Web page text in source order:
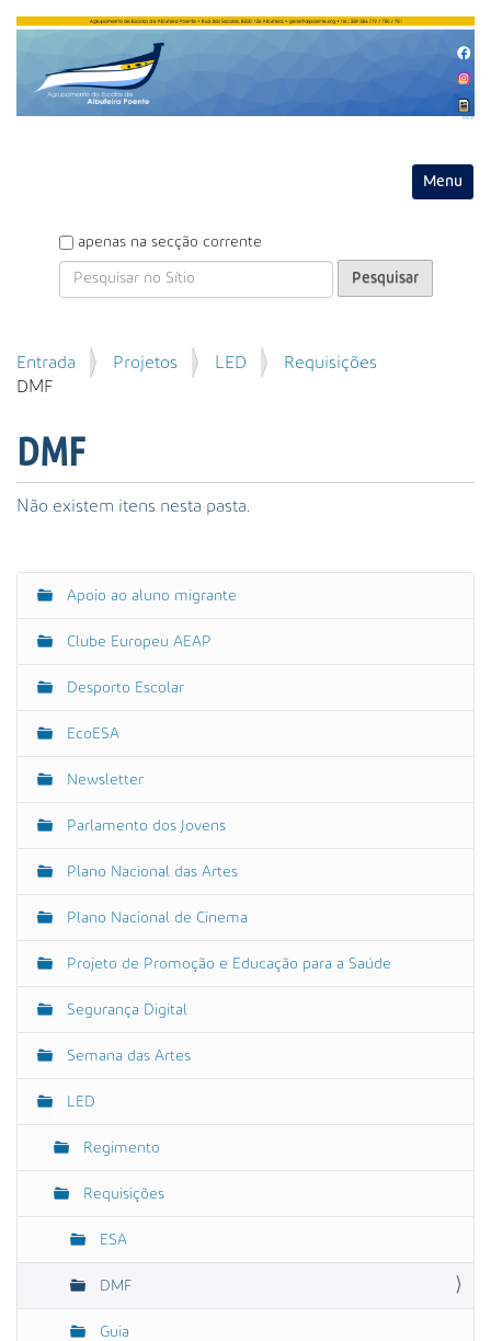
Toggle
P
e
i
r
apenas na secção corrente
P
e
s
v
Entrada Projetos LED
Requisições
DMF
DMF
Não existem itens nesta pasta.
N
e
a
ã
o
Apoio ao aluno migrante
Clube Europeu AEAP
Desporto Escolar
EcoESA
Newsletter
Parlamento dos Jovens
Plano Nacional das Artes
Plano Nacional de Cinema
Projeto de Promoção e Educação para a Saúde
Segurança Digital
Semana das Artes
LED
Regimento
Requisições
ESA
DMF
Guia